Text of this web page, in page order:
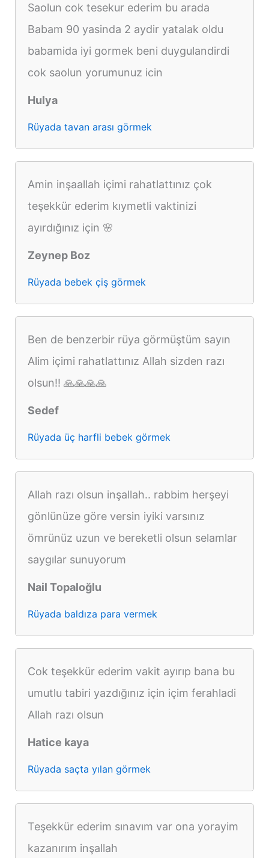
Saolun cok tesekur ederim bu arada
Babam 90 yasinda 2 aydir yatalak oldu
babamida iyi gormek beni duygulandirdi
cok saolun yorumunuz icin
Hulya
Rüyada tavan arası görmek
Amin inşaallah içimi rahatlattınız çok
teşekkür ederim kıymetli vaktinizi
ayırdığınız için 🌸
Zeynep Boz
Rüyada bebek çiş görmek
Ben de benzerbir rüya görmüştüm sayın
Alim içimi rahatlattınız Allah sizden razı
olsun!! 🙏🙏🙏🙏
Sedef
Rüyada üç harfli bebek görmek
Allah razı olsun inşallah.. rabbim herşeyi
gönlünüze göre versin iyiki varsınız
ömrünüz uzun ve bereketli olsun selamlar
saygılar sunuyorum
Nail Topaloğlu
Rüyada baldıza para vermek
Cok teşekkür ederim vakit ayırıp bana bu
umutlu tabiri yazdığınız için içim ferahladi
Allah razı olsun
Hatice kaya
Rüyada saçta yılan görmek
Teşekkür ederim sınavım var ona yorayim
kazanırım inşallah